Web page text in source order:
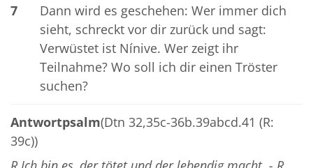
7
Dann wird es geschehen: Wer immer dich
sieht, schreckt vor dir zurück und sagt:
Verwüstet ist Nínive. Wer zeigt ihr
Teilnahme? Wo soll ich dir einen Tröster
suchen?
Antwortpsalm(Dtn 32,35c-36b.39abcd.41 (R:
39c))